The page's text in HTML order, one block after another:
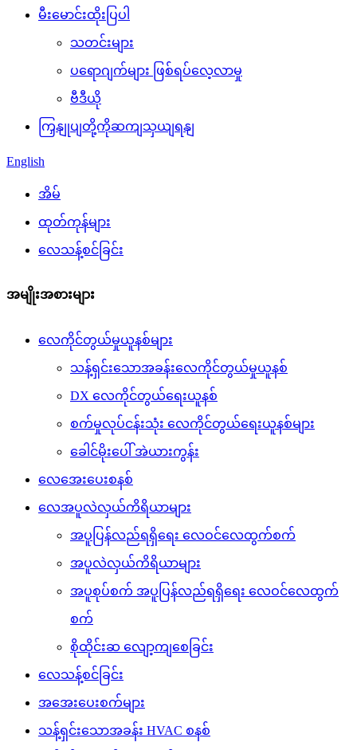
မီးမောင်းထိုးပြပါ
သတင်းများ
ပရောဂျက်များ ဖြစ်ရပ်လေ့လာမှု
ဗီဒီယို
ကြှနျုပျတို့ကိုဆကျသှယျရနျ
English
အိမ်
ထုတ်ကုန်များ
လေသန့်စင်ခြင်း
အမျိုးအစားများ
လေကိုင်တွယ်မှုယူနစ်များ
သန့်ရှင်းသောအခန်းလေကိုင်တွယ်မှုယူနစ်
DX လေကိုင်တွယ်ရေးယူနစ်
စက်မှုလုပ်ငန်းသုံး လေကိုင်တွယ်ရေးယူနစ်များ
ခေါင်မိုးပေါ် အဲယားကွန်း
လေအေးပေးစနစ်
လေအပူလဲလှယ်ကိရိယာများ
အပူပြန်လည်ရရှိရေး လေဝင်လေထွက်စက်
အပူလဲလှယ်ကိရိယာများ
အပူစုပ်စက် အပူပြန်လည်ရရှိရေး လေဝင်လေထွက်
စက်
စိုထိုင်းဆ လျော့ကျစေခြင်း
လေသန့်စင်ခြင်း
အအေးပေးစက်များ
သန့်ရှင်းသောအခန်း HVAC စနစ်